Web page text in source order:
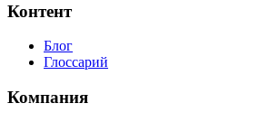
Контент
Блог
Глоссарий
Компания